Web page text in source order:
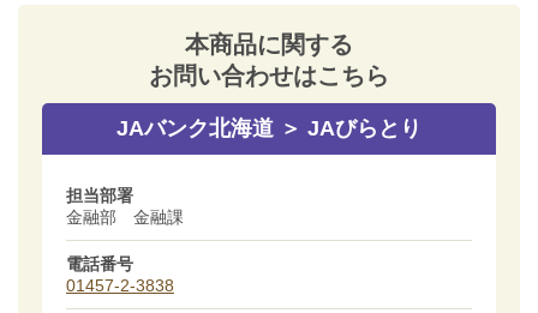
本商品に関する
お問い合わせはこちら
JAバンク北海道 ＞ JAびらとり
担当部署
金融部 金融課
電話番号
01457-2-3838